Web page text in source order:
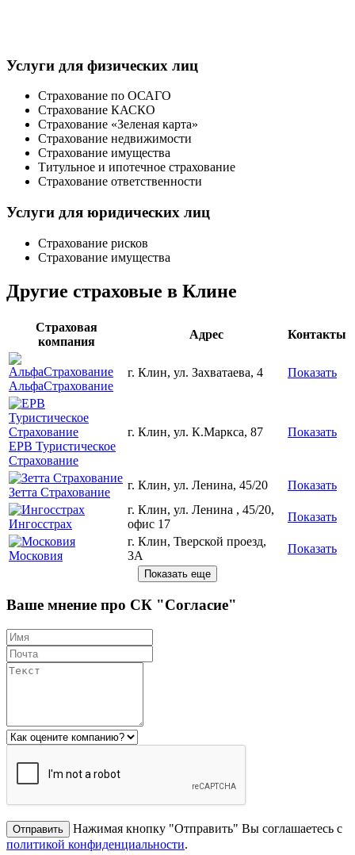
Услуги для физических лиц
Страхование по ОСАГО
Страхование КАСКО
Страхование «Зеленая карта»
Страхование недвижимости
Страхование имущества
Титульное и ипотечное страхование
Страхование ответственности
Услуги для юридических лиц
Страхование рисков
Страхование имущества
Другие страховые в Клине
Страховая
компания
Адрес Контакты
АльфаСтрахование
г. Клин, ул. Захватаева, 4 Показать
ЕРВ Туристическое
Страхование
г. Клин, ул. К.Маркса, 87 Показать
Зетта Страхование
г. Клин, ул. Ленина, 45/20 Показать
Ингосстрах
г. Клин, ул. Ленина , 45/20,
офис 17
Показать
Московия
г. Клин, Тверской проезд,
3А
Показать
Ваше мнение про СК "Согласие"
Нажимая кнопку "Отправить" Вы соглашаетесь с
политикой конфиденциальности.